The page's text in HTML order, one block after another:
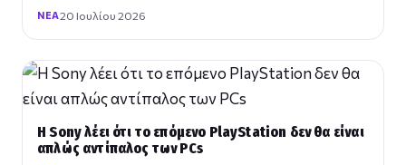
ΝΈΑ20 Ιουλίου 2026
Η Sony λέει ότι το επόμενο PlayStation δεν θα είναι
απλώς αντίπαλος των PCs